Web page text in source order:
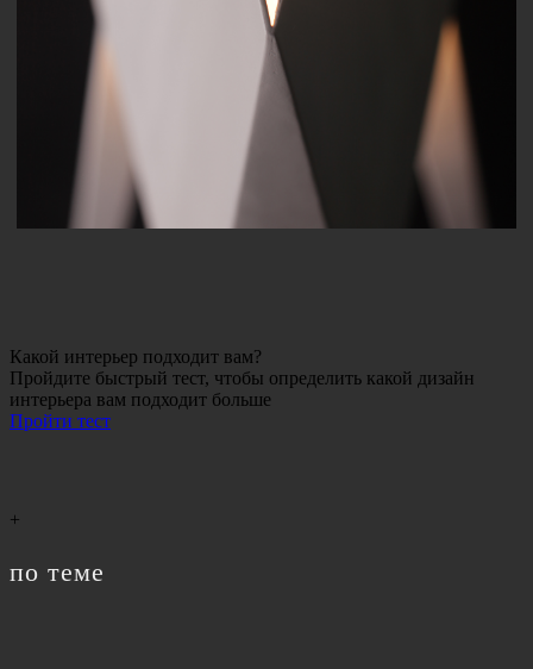
Какой интерьер подходит вам?
Пройдите быстрый тест, чтобы определить какой дизайн
интерьера вам подходит больше
Пройти тест
+
по теме